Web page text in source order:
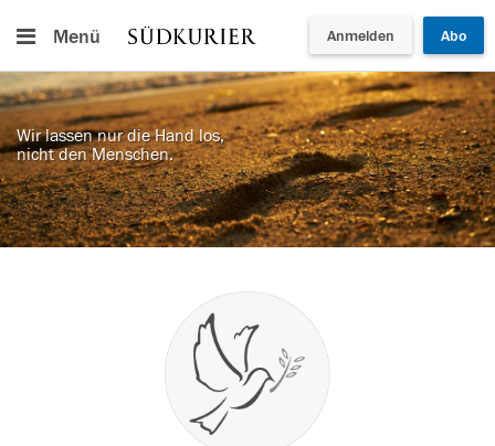
Menü Anmelden Abo
Wir lassen nur die Hand los,
nicht den Menschen.